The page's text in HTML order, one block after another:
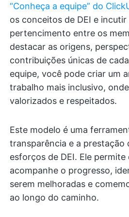
“Conheça a equipe” do
os conceitos de DEI e incutir
pertencimento entre os
destacar as origens,
contribuições únicas de
equipe, você pode criar um
trabalho mais inclusivo,
valorizados e respeitados.
Este modelo é uma
transparência e a prestação
esforços de DEI. Ele permite
acompanhe o progresso,
serem melhoradas e
ao longo do caminho.